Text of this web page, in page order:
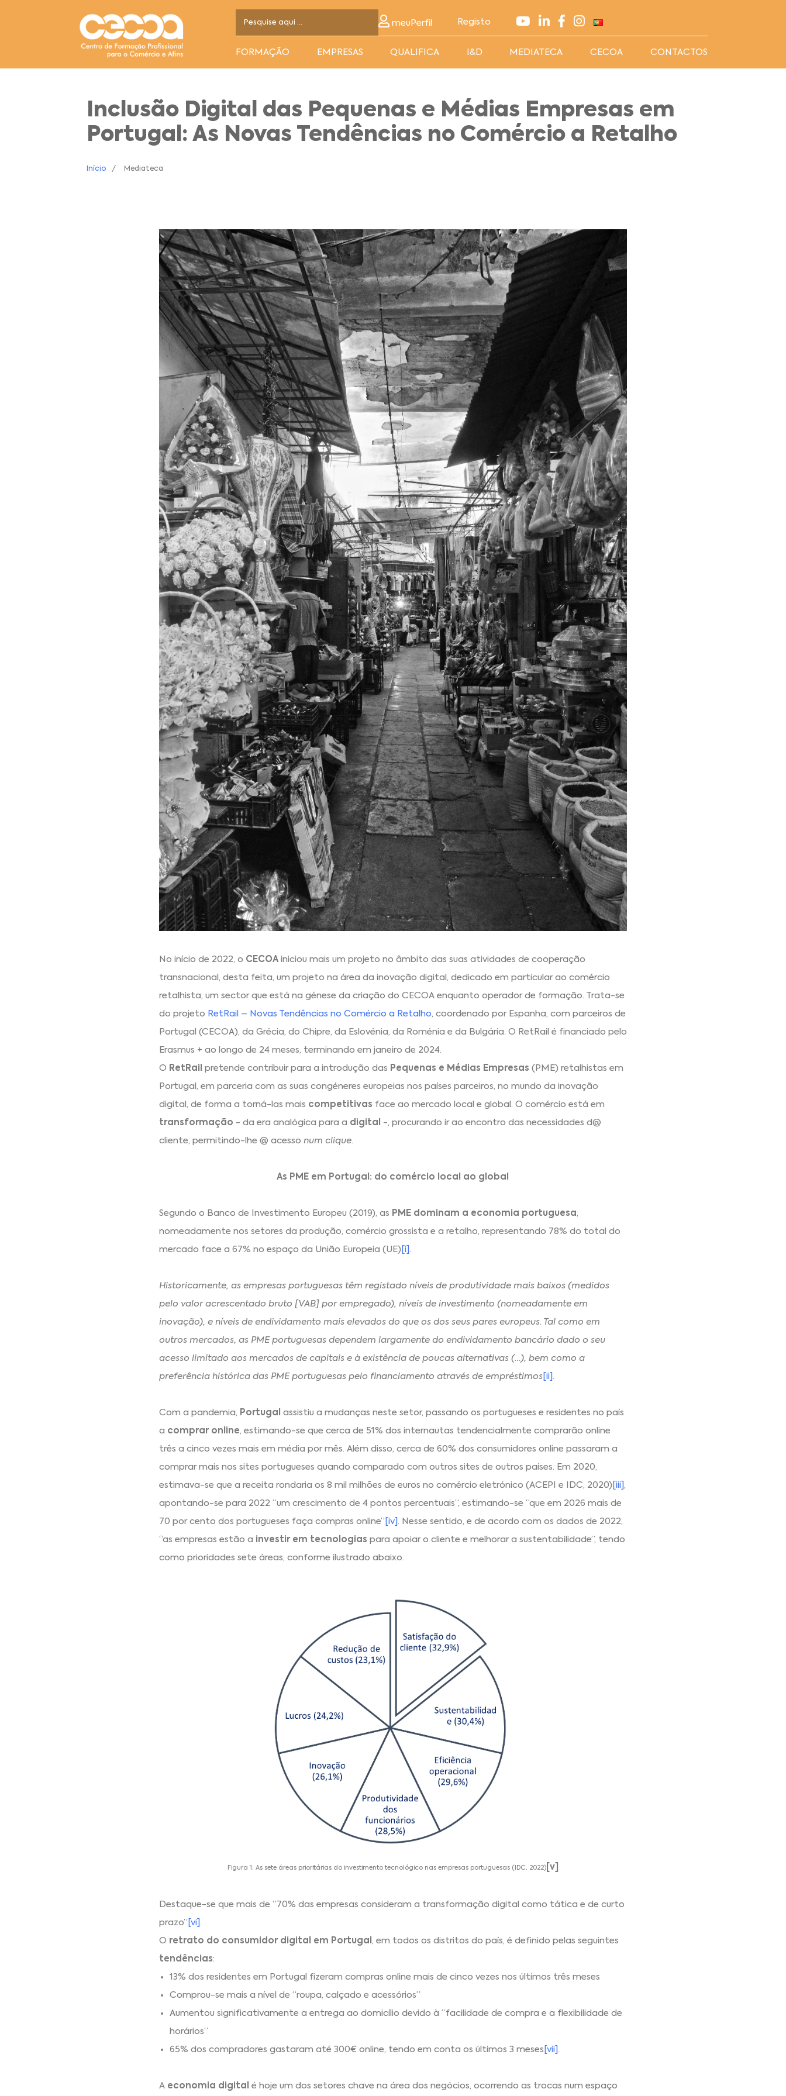
meuPerfil Registo
FORMAÇÃO EMPRESAS QUALIFICA I&D MEDIATECA CECOA CONTACTOS
Inclusão Digital das Pequenas e Médias Empresas em
Portugal: As Novas Tendências no Comércio a Retalho
Início Mediateca
No início de 2022, o CECOAiniciou mais um projeto no âmbito das suas atividades de cooperação
transnacional, desta feita, um projeto na área da inovação digital, dedicado em particular ao comércio
retalhista, um sector que está na génese da criação do CECOA enquanto operador de formação. Trata-se
do projeto RetRail – Novas Tendências no Comércio a Retalho , coordenado por Espanha, com parceiros de
Portugal (CECOA), da Grécia, do Chipre, da Eslovénia, da Roménia e da Bulgária. O RetRail é financiado pelo
Erasmus + ao longo de 24 meses, terminando em janeiro de 2024.
O RetRail pretende contribuir para a introdução das Pequenas e Médias Empresas (PME) retalhistas em
Portugal, em parceria com as suas congéneres europeias nos países parceiros, no mundo da inovação
digital, de forma a torná-las mais competitivas face ao mercado local e global. O comércio está em
transformação - da era analógica para a digital -, procurando ir ao encontro das necessidades d@
cliente, permitindo-lhe @ acesso num clique.
As PME em Portugal: do comércio local ao global
Segundo o Banco de Investimento Europeu (2019), as PME dominam a economia portuguesa
nomeadamente nos setores da produção, comércio grossista e a retalho, representando 78% do total do
mercado face a 67% no espaço da União Europeia (UE) [i] .
Historicamente, as empresas portuguesas têm registado níveis de produtividade mais baixos (medidos
pelo valor acrescentado bruto [VAB] por empregado), níveis de investimento (nomeadamente em
inovação), e níveis de endividamento mais elevados do que os dos seus pares europeus. Tal como em
outros mercados, as PME portuguesas dependem largamente do endividamento bancário dado o seu
acesso limitado aos mercados de capitais e à existência de poucas alternativas (…), bem como a
preferência histórica das PME portuguesas pelo financiamento através de empréstimos[ii] .
Com a pandemia, Portugal assistiu a mudanças neste setor, passando os portugueses e residentes no país
a comprar online , estimando-se que cerca de 51% dos internautas tendencialmente comprarão online
três a cinco vezes mais em média por mês. Além disso, cerca de 60% dos consumidores online passaram a
comprar mais nos sites portugueses quando comparado com outros sites de outros países. Em 2020,
estimava-se que a receita rondaria os 8 mil milhões de euros no comércio eletrónico (ACEPI e IDC, 2020) [iii]
apontando-se para 2022 “um crescimento de 4 pontos percentuais”, estimando-se “que em 2026 mais de
70 por cento dos portugueses faça compras online” [iv] . Nesse sentido, e de acordo com os dados de 2022,
“as empresas estão a investir em tecnologias para apoiar o cliente e melhorar a sustentabilidade”, tendo
como prioridades sete áreas, conforme ilustrado abaixo.
Figura 1: As sete áreas prioritárias do investimento tecnológico nas empresas portuguesas (IDC, 2022)[v]
Destaque-se que mais de “70% das empresas consideram a transformação digital como tática e de curto
prazo” [vi] .
O retrato do consumidor digital em Portugal , em todos os distritos do país, é definido pelas seguintes
tendências:
13% dos residentes em Portugal fizeram compras online mais de cinco vezes nos últimos três meses
Comprou-se mais a nível de “roupa, calçado e acessórios”
Aumentou significativamente a entrega ao domicílio devido à “facilidade de compra e a flexibilidade de
horários”
65% dos compradores gastaram até 300€ online, tendo em conta os últimos 3 meses [vii] .
A economia digital é hoje um dos setores chave na área dos negócios, ocorrendo as trocas num espaço